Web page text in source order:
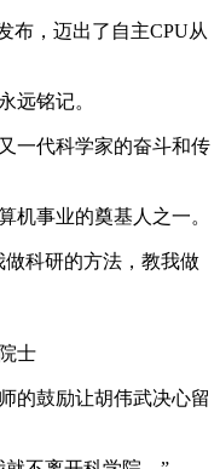
布，迈出了自主CPU从
远铭记。
一代科学家的奋斗和传
机事业的奠基人之一。
科研的方法，教我做
士
的鼓励让胡伟武决心留